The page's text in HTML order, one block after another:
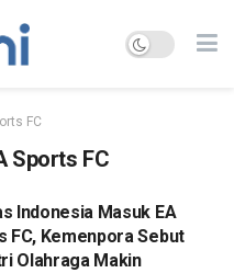
FC
Sports FC
Indonesia Masuk EA
FC, Kemenpora Sebut
Olahraga Makin